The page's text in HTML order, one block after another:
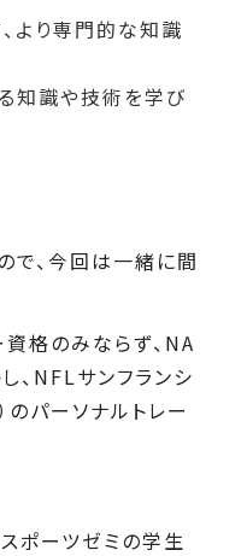
より専門的な知識
知識や技術を学び
で、今回は一緒に間
格のみならず、NA
NFLサンフランシ
パーソナルトレー
ポーツゼミの学生